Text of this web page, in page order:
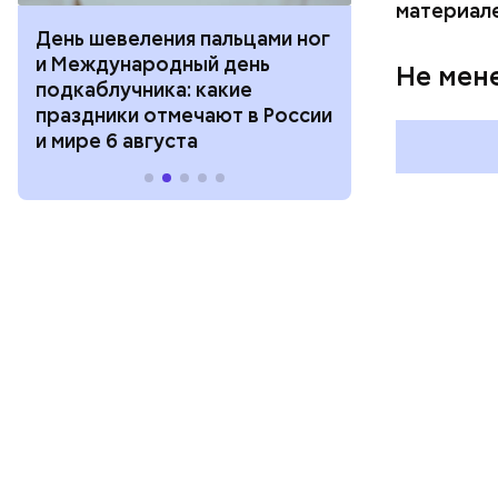
День шевеления пальцами ног
и Международный день
подкаблучника: какие
праздники отмечают в России
и мире 6 августа
горизонта и
курсанта:
отмечают в
Не